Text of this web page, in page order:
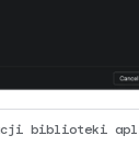
biblioteki